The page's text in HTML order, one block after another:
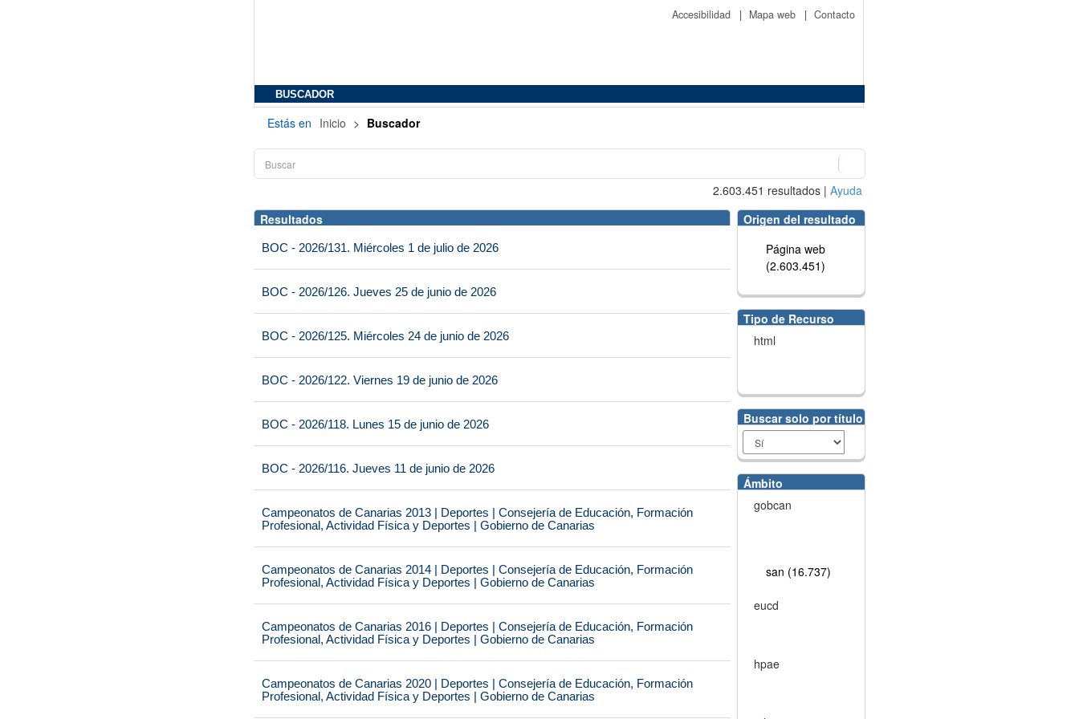
Accesibilidad | Mapa web | Contacto
BUSCADOR
Estás en Inicio > Buscador
2.603.451 resultados | Ayuda
Resultados
BOC - 2026/131. Miércoles 1 de julio de 2026
BOC - 2026/126. Jueves 25 de junio de 2026
BOC - 2026/125. Miércoles 24 de junio de 2026
BOC - 2026/122. Viernes 19 de junio de 2026
BOC - 2026/118. Lunes 15 de junio de 2026
BOC - 2026/116. Jueves 11 de junio de 2026
Campeonatos de Canarias 2013 | Deportes | Consejería de Educación, Formación
Profesional, Actividad Física y Deportes | Gobierno de Canarias
Campeonatos de Canarias 2014 | Deportes | Consejería de Educación, Formación
Profesional, Actividad Física y Deportes | Gobierno de Canarias
Campeonatos de Canarias 2016 | Deportes | Consejería de Educación, Formación
Profesional, Actividad Física y Deportes | Gobierno de Canarias
Campeonatos de Canarias 2020 | Deportes | Consejería de Educación, Formación
Profesional, Actividad Física y Deportes | Gobierno de Canarias
Origen del resultado
Página web
(2.603.451)
Tipo de Recurso
html
Buscar solo por título
Ámbito
gobcan
san (16.737)
eucd
hpae